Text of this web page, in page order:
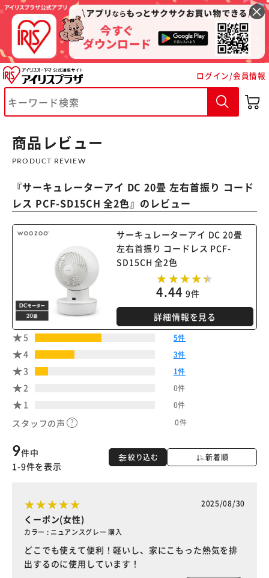
ログイン/会員情報
商品レビュー
PRODUCT REVIEW
『サーキュレーターアイ DC 20畳 左右首振り コード
レス PCF-SD15CH 全2色』のレビュー
サーキュレーターアイ DC 20畳
左右首振り コードレス PCF-
SD15CH 全2色
4.44 9件
詳細情報を見る
5
5件
4 3件
3 1件
2 0件
1 0件
スタッフの声 0件
絞り込む 新着順
9件中
1-9件を表示
2025/08/30
くーポン(女性)
カラー : ニュアンスグレー 購入
どこでも使えて便利！軽いし、家にこもった熱気を排
出するのに使用しています！
※ご確認ください
カートに入れる 購入手続きへ